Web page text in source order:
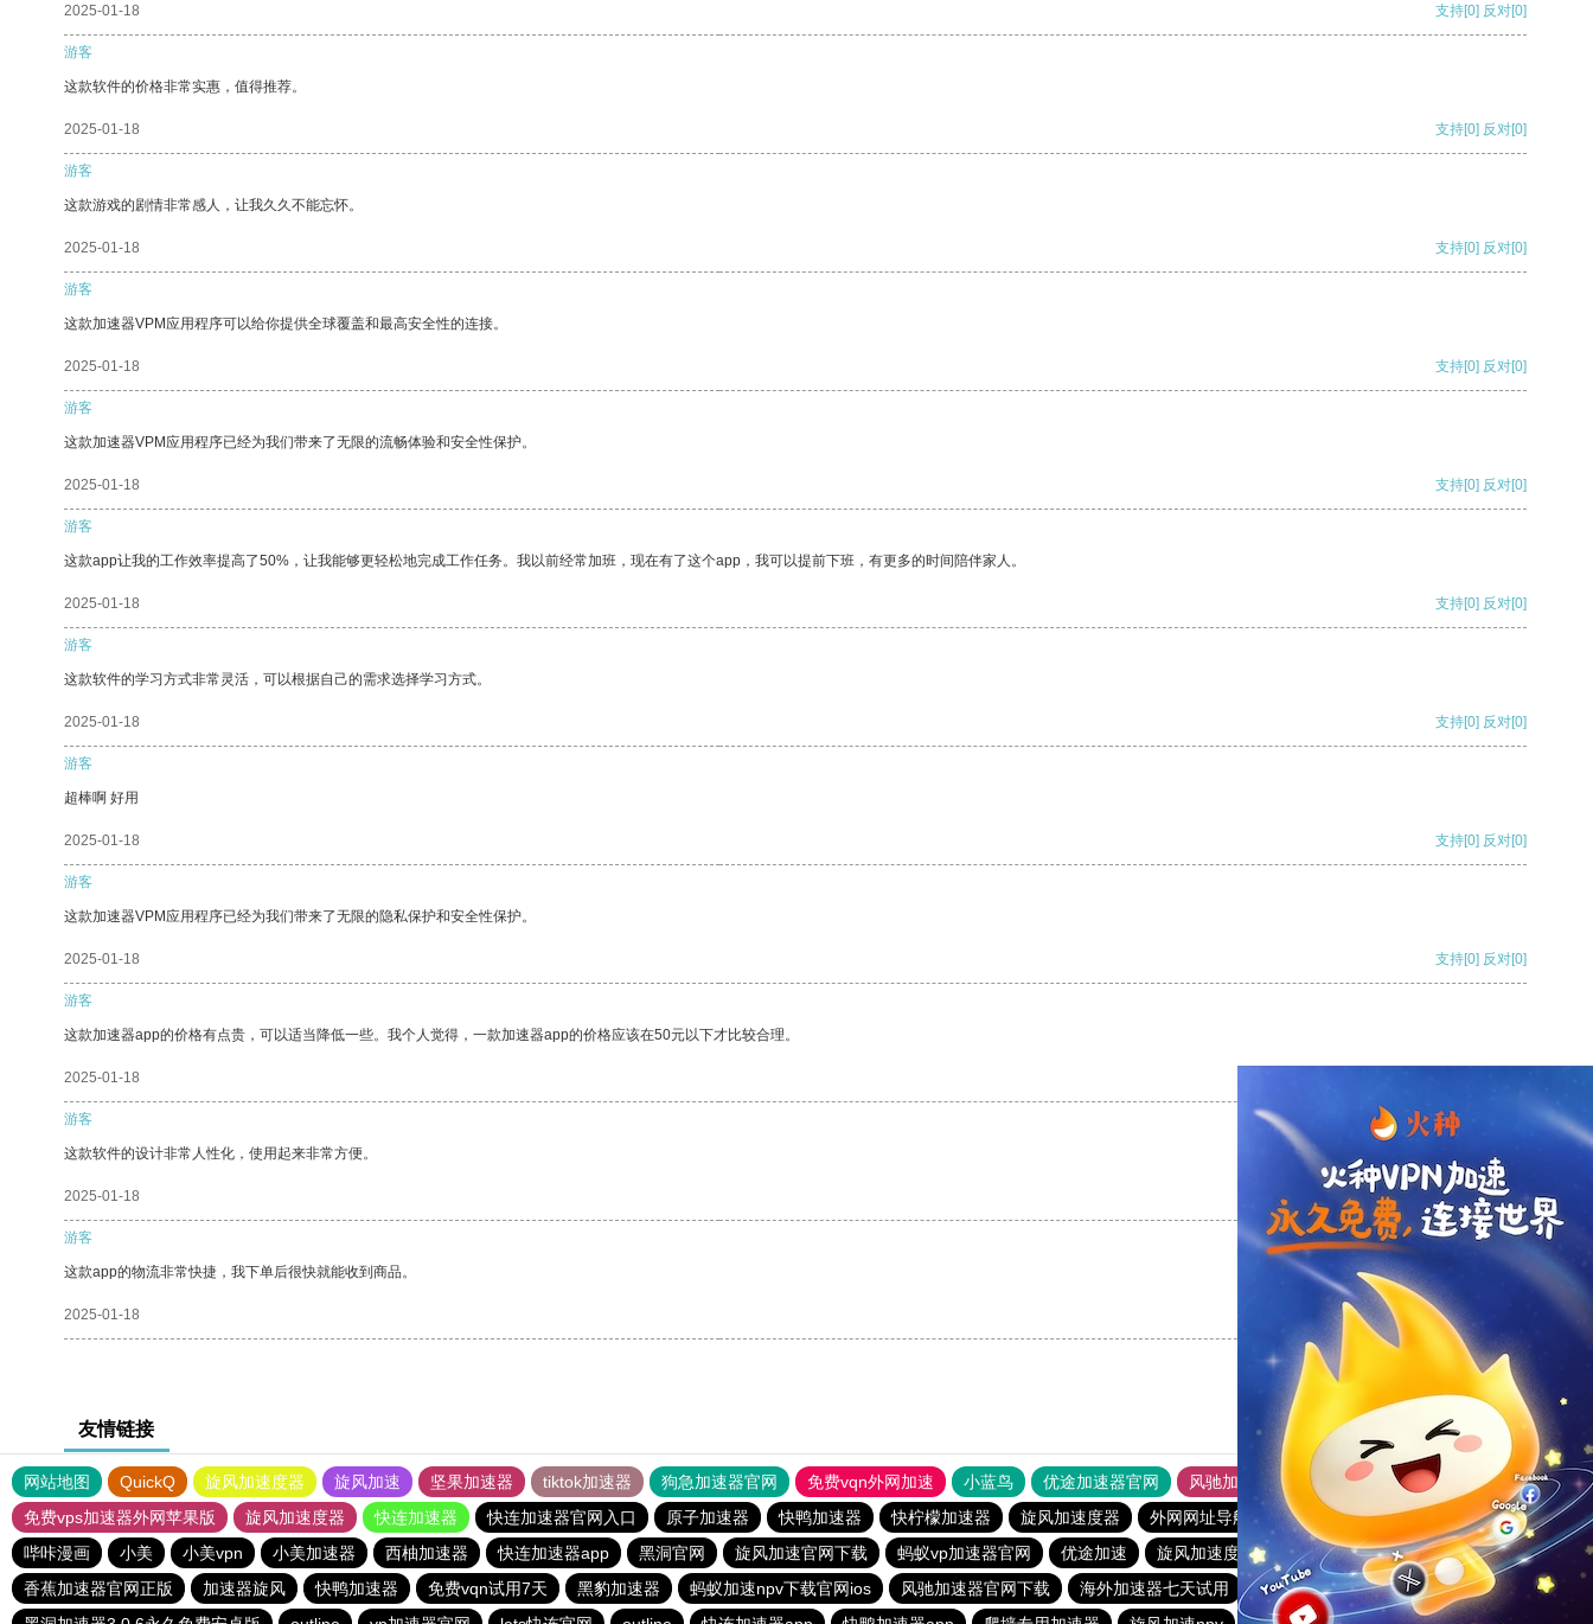
2025-01-18 支持[0] 反对[0]
游客
这款软件的价格非常实惠，值得推荐。
2025-01-18 支持[0] 反对[0]
游客
这款游戏的剧情非常感人，让我久久不能忘怀。
2025-01-18 支持[0] 反对[0]
游客
这款加速器VPM应用程序可以给你提供全球覆盖和最高安全性的连接。
2025-01-18 支持[0] 反对[0]
游客
这款加速器VPM应用程序已经为我们带来了无限的流畅体验和安全性保护。
2025-01-18 支持[0] 反对[0]
游客
这款app让我的工作效率提高了50%，让我能够更轻松地完成工作任务。我以前经常加班，现在有了这个app，我可以提前下班，有更多的时间陪伴家人。
2025-01-18 支持[0] 反对[0]
游客
这款软件的学习方式非常灵活，可以根据自己的需求选择学习方式。
2025-01-18 支持[0] 反对[0]
游客
超棒啊 好用
2025-01-18 支持[0] 反对[0]
游客
这款加速器VPM应用程序已经为我们带来了无限的隐私保护和安全性保护。
2025-01-18 支持[0] 反对[0]
游客
这款加速器app的价格有点贵，可以适当降低一些。我个人觉得，一款加速器app的价格应该在50元以下才比较合理。
2025-01-18
游客
这款软件的设计非常人性化，使用起来非常方便。
2025-01-18 支持 [0] 反对 [0]
游客
这款app的物流非常快捷，我下单后很快就能收到商品。
2025-01-18 支持
友情链接
网站地图 QuickQ 旋风加速度器 旋风加速 坚果加速器 tiktok加速器 狗急加速器官网 免费vqn外网加速 小蓝鸟 优途加速器官网 风驰加速器
旋风加速器
免费vps加速器外网苹果版
旋风加速度器 快连加速器 快连加速器官网入口 原子加速器 快鸭加速器 快柠檬加速器 旋风加速度器 外网网址导航 软件中心 雷霆加速
狂飙加速器
哔咔漫画
小美 小美vpn 小美加速器 西柚加速器 快连加速器app 黑洞官网 旋风加速官网下载 蚂蚁vp加速器官网 优途加速 旋风加速度器 雷霆加速版ins
极风加速器
香蕉加速器官网正版
加速器旋风 快鸭加速器 免费vqn试用7天 黑豹加速器 蚂蚁加速npv下载官网ios 风驰加速器官网下载 海外加速器七天试用
原子加速app下载安装